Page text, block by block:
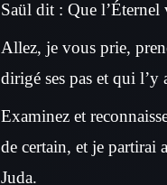
Saül dit : Que l’Éternel
Allez, je vous prie,
dirigé ses pas et qui
Examinez et
de certain, et je partirai
Juda.